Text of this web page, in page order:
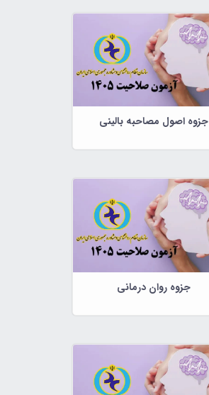
جزوه اصول مصاحبه بالینی
جزوه روان درمانی